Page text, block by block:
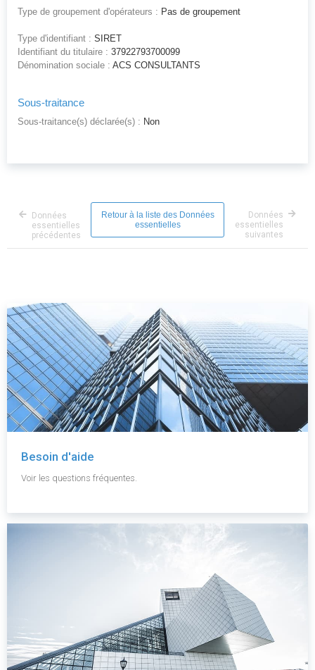
Type de groupement d'opérateurs : Pas de groupement
Type d'identifiant : SIRET
Identifiant du titulaire : 37922793700099
Dénomination sociale : ACS CONSULTANTS
Sous-traitance
Sous-traitance(s) déclarée(s) : Non
Données
essentielles
précédentes
Retour à la liste des Données
essentielles
Données
essentielles
suivantes
Besoin d'aide
Voir les questions fréquentes.